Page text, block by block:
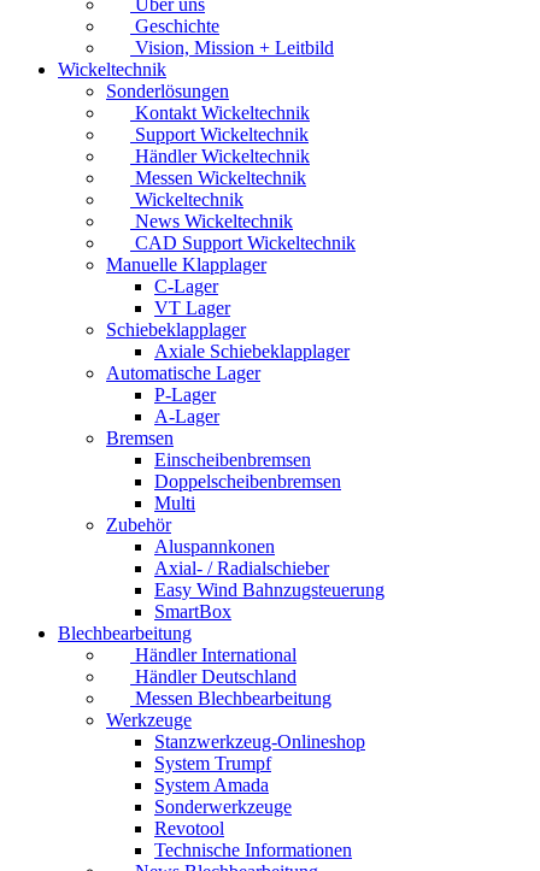
Über uns
Geschichte
Vision, Mission + Leitbild
Wickeltechnik
Sonderlösungen
Kontakt Wickeltechnik
Support Wickeltechnik
Händler Wickeltechnik
Messen Wickeltechnik
Wickeltechnik
News Wickeltechnik
CAD Support Wickeltechnik
Manuelle Klapplager
C-Lager
VT Lager
Schiebeklapplager
Axiale Schiebeklapplager
Automatische Lager
P-Lager
A-Lager
Bremsen
Einscheibenbremsen
Doppelscheibenbremsen
Multi
Zubehör
Aluspannkonen
Axial- / Radialschieber
Easy Wind Bahnzugsteuerung
SmartBox
Blechbearbeitung
Händler International
Händler Deutschland
Messen Blechbearbeitung
Werkzeuge
Stanzwerkzeug-Onlineshop
System Trumpf
System Amada
Sonderwerkzeuge
Revotool
Technische Informationen